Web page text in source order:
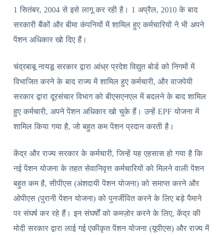
1 सितंबर, 2004 से इसे लागू कर रही है। 1 अप्रैल, 2010 के बाद
सरकारी बैंकों और बीमा कंपनियों में शामिल हुए कर्मचारियों ने भी अपने
पेंशन अधिकार खो दिए हैं।
चंद्रबाबू नायडू सरकार द्वारा आंध्र प्रदेश विद्युत बोर्ड को निगमों में
विभाजित करने के बाद राज्य में शामिल हुए कर्मचारी, और वाजपेयी
सरकार द्वारा दूरसंचार विभाग को बीएसएनएल में बदलने के बाद शामिल
हुए कर्मचारी, अपने पेंशन अधिकार खो चुके हैं। उन्हें EPF योजना में
शामिल किया गया है, जो बहुत कम पेंशन प्रदान करती है।
केंद्र और राज्य सरकार के कर्मचारी, जिन्हें यह एहसास हो गया है कि
नई पेंशन योजना के तहत सेवानिवृत्त कर्मचारियों को मिलने वाली पेंशन
बहुत कम है, सीपीएस (अंशदायी पेंशन योजना) को समाप्त करने और
ओपीएस (पुरानी पेंशन योजना) को पुनर्जीवित करने के लिए बड़े पैमाने
पर संघर्ष कर रहे हैं। इन संघर्षों को कमज़ोर करने के लिए, केंद्र की
मोदी सरकार द्वारा लाई गई एकीकृत पेंशन योजना (यूपीएस) और राज्य में